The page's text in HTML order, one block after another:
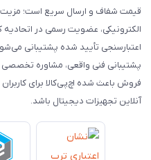
قیمت شفاف و ارسال سریع است؛
الکترونیکی، عضویت رسمی در
اعتبارسنجی تأیید شده پشتیبانی
پشتیبانی فنی واقعی، مشاوره
فروش باعث شده اچ‌پی‌کالا برای
آنلاین تجهیزات دیجیتال باشد.